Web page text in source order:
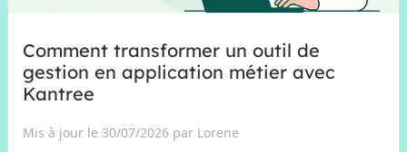
Comment transformer un outil de
gestion en application métier avec
Kantree
Mis à jour le 30/07/2026 par Lorene